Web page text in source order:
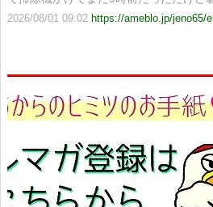
2026/08/01 09:02 https://ameblo.jp/jeno65/